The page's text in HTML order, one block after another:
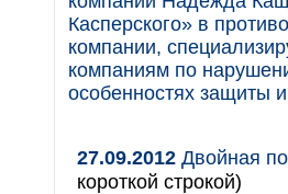
Касперского» в
компании,
компаниям по
особенностях защиты
27.09.2012 Двойная
короткой строкой)